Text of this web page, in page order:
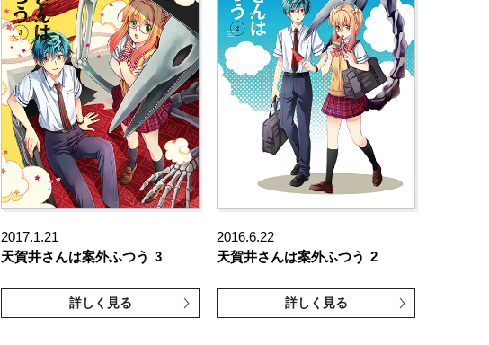
2017.1.21
天賀井さんは案外ふつう 3
詳しく見る
2016.6.22
天賀井さんは案外ふつう 2
詳しく見る